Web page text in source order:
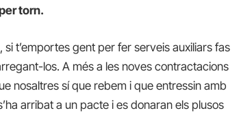
torn.
t’emportes gent per fer serveis auxiliars fas
los. A més a les noves contractacions
nosaltres sí que rebem i que entressin amb
arribat a un pacte i es donaran els plusos